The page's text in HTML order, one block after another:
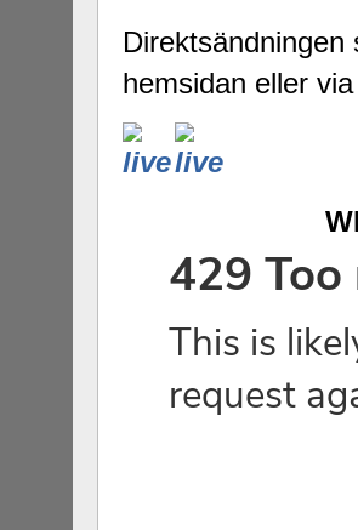
hemsidan eller